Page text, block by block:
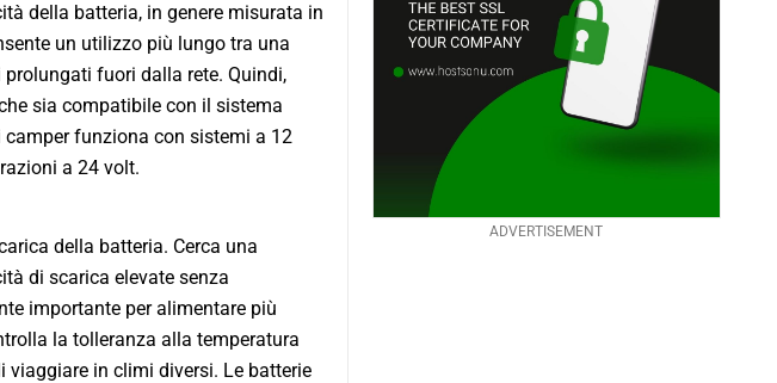
della batteria, in genere misurata in
un utilizzo più lungo tra una
prolungati fuori dalla rete. Quindi,
sia compatibile con il sistema
funziona con sistemi a 12
a 24 volt.
della batteria. Cerca una
di scarica elevate senza
importante per alimentare più
la tolleranza alla temperatura
in climi diversi. Le batterie
ADVERTISEMENT